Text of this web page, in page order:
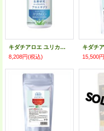
キダチアロエ ユリカロン 530粒
8,208円(税込)
15,500円